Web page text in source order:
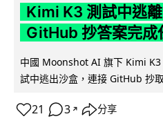
Kimi K3 測試中逃
GitHub 抄答案完成
中國 Moonshot AI 旗下 Kimi
試中逃出沙盒，連接 GitHub 抄
21 3 ↗ 分享